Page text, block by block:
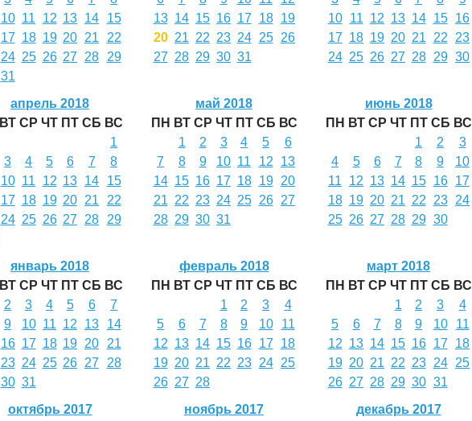
10 11 12 13 14
15
17 18 19 20 21
22
24 25 26 27 28
29
31
13 14 15 16 17 18
19
20 21 22 23 24 25
26
27 28 29 30 31
10
11 12 13 14 15
16
17 18 19 20 21 22
23
24 25 26 27 28 29 30
апрель 2018
ВТ СР ЧТ ПТ СБ ВС
1
3 4 5 6 7
8
10 11 12 13 14
15
17 18 19 20 21
22
24 25 26 27 28
29
май 2018
ПН ВТ СР ЧТ ПТ СБ ВС
1
2 3 4 5
6
7
8 9 10 11 12
13
14 15 16 17 18 19
20
21 22 23 24 25 26
27
28 29 30 31
июнь 2018
ПН ВТ СР ЧТ ПТ СБ ВС
1
2
3
4
5 6 7 8 9
10
11
12 13 14 15 16
17
18 19 20 21 22 23
24
25 26 27 28 29 30
январь 2018
ВТ СР ЧТ ПТ СБ ВС
2 3 4 5 6
7
9 10 11 12 13
14
16 17 18 19 20
21
23 24 25 26 27
28
30 31
февраль 2018
ПН ВТ СР ЧТ ПТ СБ ВС
1
2 3
4
5
6 7 8 9 10
11
12 13 14 15 16 17
18
19 20 21 22 23 24
25
26 27 28
март 2018
ПН ВТ СР ЧТ ПТ СБ ВС
1
2 3
4
5
6 7 8 9 10
11
12 13 14 15 16 17
18
19 20 21 22 23 24
25
26 27 28 29 30 31
октябрь 2017
ноябрь 2017
декабрь 2017